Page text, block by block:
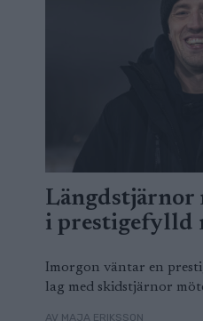
Längdstjärnor
i prestigefylld
Imorgon väntar en
lag med skidstjärnor
AV MAJA ERIKSSON